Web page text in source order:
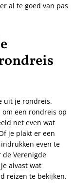
al te goed van pas
uit je rondreis.
om een rondreis op
net even wat
je plakt er een
even te
de Verenigde
alvast wat
reizen te bekijken.